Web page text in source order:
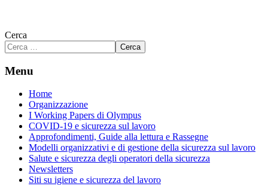
Cerca
Cerca
Menu
Home
Organizzazione
I Working Papers di Olympus
COVID-19 e sicurezza sul lavoro
Approfondimenti, Guide alla lettura e Rassegne
Modelli organizzativi e di gestione della sicurezza sul lavoro
Salute e sicurezza degli operatori della sicurezza
Newsletters
Siti su igiene e sicurezza del lavoro